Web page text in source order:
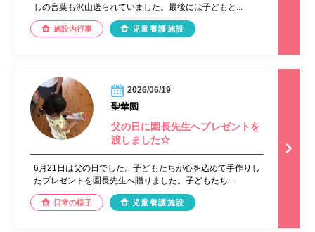
しの言葉も沢山送られていました。最後には子どもと...
施設内行事 児童養護施設
2026/06/19
聖華園
父の日に園長先生へプレゼントを
渡しました☆
6月21日は父の日でした。子どもたちが心を込めて手作りし
たプレゼントを園長先生へ贈りました。子どもたち...
日常の様子 児童養護施設